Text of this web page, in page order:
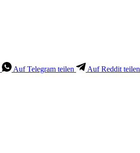
Auf Telegram teilen Auf Reddit teilen